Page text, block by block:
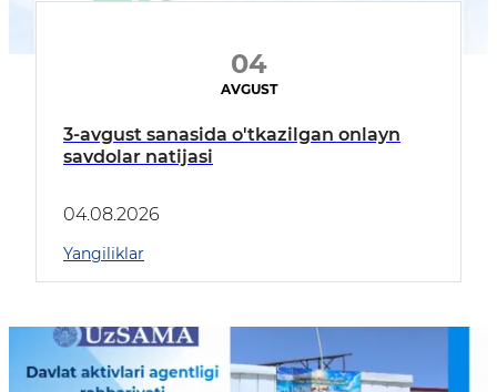
04
AVGUST
3-avgust sanasida o'tkazilgan onlayn
savdolar natijasi
04.08.2026
Yangiliklar